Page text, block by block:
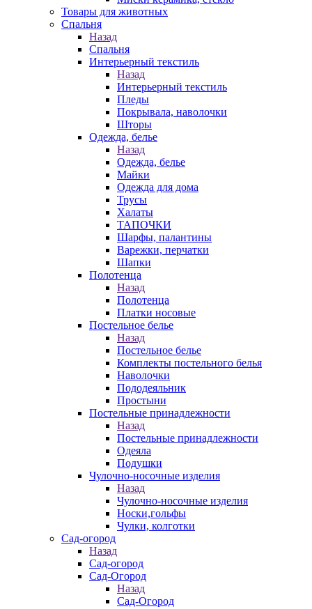
Товары для животных
Спальня
Назад
Спальня
Интерьерный текстиль
Назад
Интерьерный текстиль
Пледы
Покрывала, наволочки
Шторы
Одежда, белье
Назад
Одежда, белье
Майки
Одежда для дома
Трусы
Халаты
ТАПОЧКИ
Шарфы, палантины
Варежки, перчатки
Шапки
Полотенца
Назад
Полотенца
Платки носовые
Постельное белье
Назад
Постельное белье
Комплекты постельного белья
Наволочки
Пододеяльник
Простыни
Постельные принадлежности
Назад
Постельные принадлежности
Одеяла
Подушки
Чулочно-носочные изделия
Назад
Чулочно-носочные изделия
Носки,гольфы
Чулки, колготки
Сад-огород
Назад
Сад-огород
Сад-Огород
Назад
Сад-Огород